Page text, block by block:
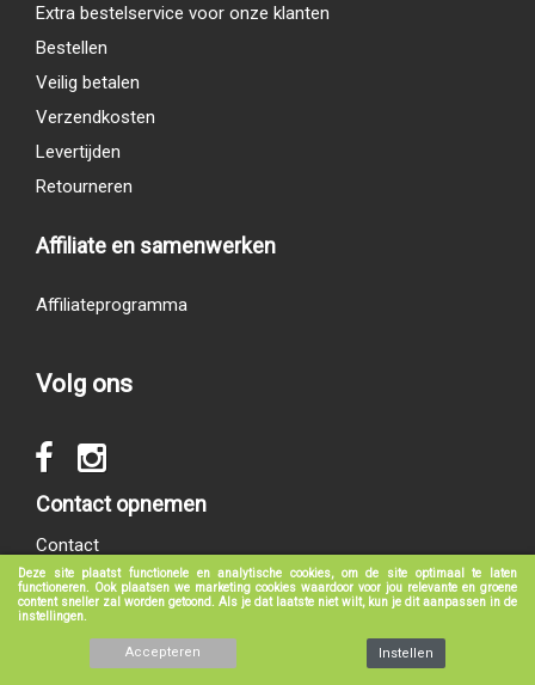
Deze site plaatst functionele en analytische cookies, om de site optimaal te laten
functioneren. Ook plaatsen we marketing cookies waardoor voor jou relevante en groene
content sneller zal worden getoond. Als je dat laatste niet wilt, kun je dit aanpassen in de
instellingen.
Accepteren Instellen
Extra bestelservice voor onze klanten
Bestellen
Veilig betalen
Verzendkosten
Levertijden
Retourneren
Affiliate en samenwerken
Affiliateprogramma
Volg ons
Contact opnemen
Contact
Algemene voorwaarden
Privacy verklaring | Disclaimer